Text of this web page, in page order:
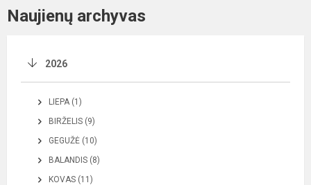
Naujienų archyvas
2026
LIEPA (1)
BIRŽELIS (9)
GEGUŽĖ (10)
BALANDIS (8)
KOVAS (11)